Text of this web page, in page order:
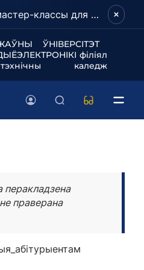
Обучающие курсы и мастер-классы для школьников и абитуриентов!
ЎНІВЕРСІТЭТ
філіял
каледж
перакладзена
праверана